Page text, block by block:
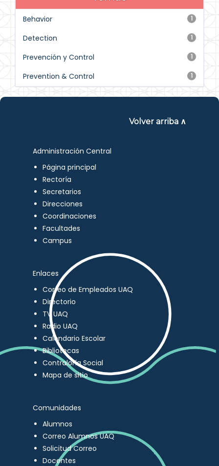
1
Behavior
1
Detection
1
Prevención y Control
1
Prevention & Control
Volver arriba ∧
Administración Central
Página principal
Rectoría
Secretarios
Direcciones
Coordinaciones
Facultades
Campus
Enlaces
Correo de Empleados UAQ
Directorio
TV UAQ
Radio UAQ
Calendario Escolar
Bibliotecas
Contraloría Social
Mapa de sitio
Comunidades
Alumnos
Correo Alumnos UAQ
Solicitud Correo
Docentes